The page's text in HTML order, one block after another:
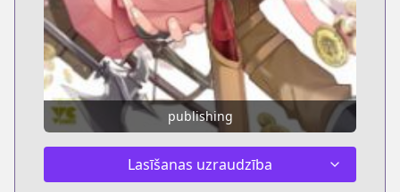
publishing
Lasīšanas uzraudzība